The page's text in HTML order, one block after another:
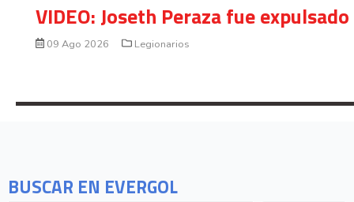
BUSCAR EN EVERGOL
VIDEO: Joseth Peraza fue
09 Ago 2026 Legionarios